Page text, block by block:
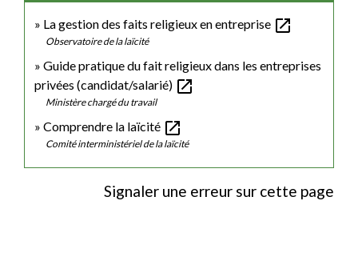
La gestion des faits religieux en entreprise open_in_new
Observatoire de la laïcité
Guide pratique du fait religieux dans les entreprises
privées (candidat/salarié) open_in_new
Ministère chargé du travail
Comprendre la laïcité open_in_new
Comité interministériel de la laïcité
Signaler une erreur sur cette page